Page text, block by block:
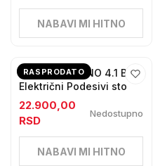
NABAVI MI HITNO
RASPRODATO
Mark Adler XENO 4.1 Beli
Električni Podesivi sto
22.900,00
RSD
Nedostupno
NABAVI MI HITNO